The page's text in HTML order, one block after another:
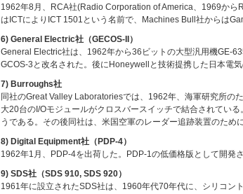
1962年8月、RCA社(Radio Corporation of America、1969か
はICTによりICT 1501という名前で、Machines Bull社からは
6) General Electric社（GECOS-II）
General Electric社は、1962年から36ビットの大型汎用機GE-
GCOS-3と改名された。後にHoneywellと技術提携した日本電気
7) Burroughs社
同社のGreat Valley Laboratoriesでは、1962年、海軍研究所の
大20台のI/Oモジュールがクロスバースイッチで結合されてい
うである。その後同社は、米国空軍のレーダー追跡装置のため
8) Digital Equipment社（PDP-4）
1962年1月、PDP-4を出荷した。PDP-1の低価格版として開発
9) SDS社（SDS 910, SDS 920）
1961年に設立されたSDS社は、1960年代70年代に、シリコ